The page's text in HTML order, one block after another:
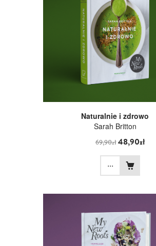
Naturalnie i zdrowo
Sarah Britton
69,90zł48,90zł
...